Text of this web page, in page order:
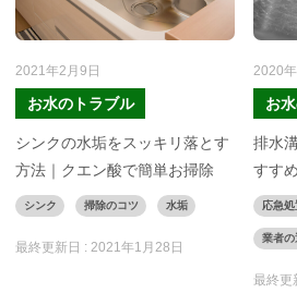
2021年2月9日
お水のトラブル
シンクの水垢をスッキリ落とす
方法｜クエン酸で簡単お掃除
シンク 掃除のコツ 水垢
最終更新日 : 2021年1月28日
2020
お
排水
すす
応急処
業者の
最終